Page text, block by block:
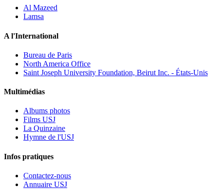
Al Mazeed
Lamsa
A l'International
Bureau de Paris
North America Office
Saint Joseph University Foundation, Beirut Inc. - États-Unis
Multimédias
Albums photos
Films USJ
La Quinzaine
Hymne de l'USJ
Infos pratiques
Contactez-nous
Annuaire USJ